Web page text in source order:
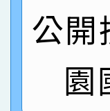
創客
賽
名
賀！
名
園
賀
公開
園